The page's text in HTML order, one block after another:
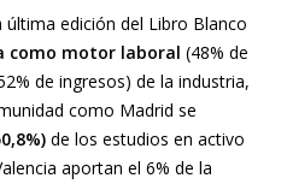
edición del Libro Blanco
como motor laboral (48% de
de ingresos) de la industria,
como Madrid se
de los estudios en activo
aportan el 6% de la